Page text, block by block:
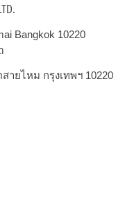
Bangkok 10220
ายไหม กรุงเทพฯ 10220